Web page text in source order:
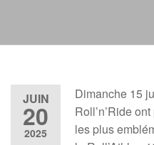
JUIN
20
2025
Dimanche 15
Roll’n’Ride
les plus